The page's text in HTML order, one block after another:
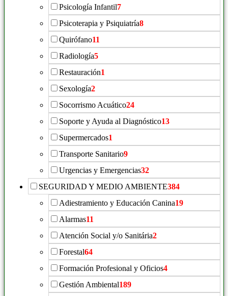
Psicología Infantil7
Psicoterapia y Psiquiatría8
Quirófano11
Radiología5
Restauración1
Sexología2
Socorrismo Acuático24
Soporte y Ayuda al Diagnóstico13
Supermercados1
Transporte Sanitario9
Urgencias y Emergencias32
SEGURIDAD Y MEDIO AMBIENTE384
Adiestramiento y Educación Canina19
Alarmas11
Atención Social y/o Sanitária2
Forestal64
Formación Profesional y Oficios4
Gestión Ambiental189